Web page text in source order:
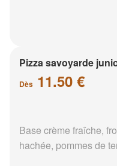
Pizza savoyarde
Dès 11.50 €
Base crème fraîche,
hachée, pommes de